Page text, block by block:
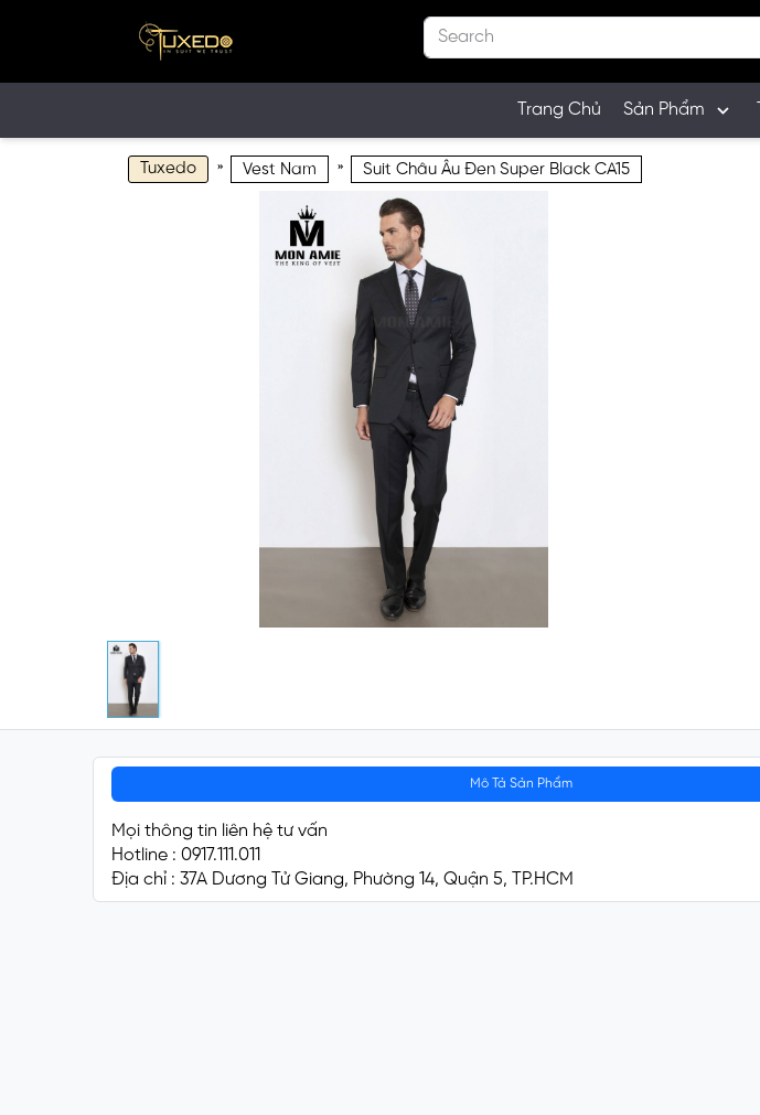
Trang Chủ Sản Phẩm
Tuxedo » Vest Nam » Suit Châu Âu Đen Super Black CA15
Mô Tả Sản Phẩm
Mọi thông tin liên hệ tư vấn
Hotline : 0917.111.011
Địa chỉ : 37A Dương Tử Giang, Phường 14, Quận 5, TP.HCM